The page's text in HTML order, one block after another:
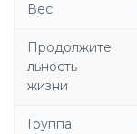
Вес
Продолжите
льность
жизни
Группа